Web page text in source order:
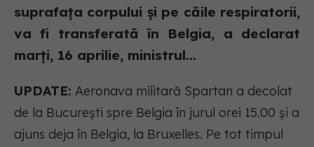
suprafaţa corpului şi pe căile respiratorii,
va fi transferată în Belgia, a declarat
marţi, 16 aprilie, ministrul...
UPDATE: Aeronava militară Spartan a decolat
de la București spre Belgia în jurul orei 15.00 și a
ajuns deja în Belgia, la Bruxelles. Pe tot timpul